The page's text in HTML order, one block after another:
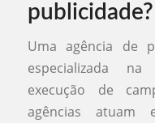
publicidade?
Uma agência de
especializada
execução de
agências atuam